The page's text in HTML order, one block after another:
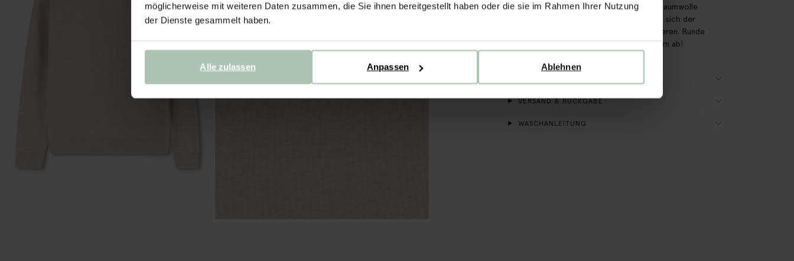
möglicherweise mit weiteren Daten zusammen, die Sie ihnen bereitgestellt haben oder die sie im Rahmen Ihrer Nutzung
der Dienste gesammelt haben.
Ablehnen
Anpassen
Alle zulassen
aus 55% recyceltem Polyester und 45% Baumwolle
gearbeitet. Dank der neutralen Farbe lässt sich der
Sweater mit nahezu jedem Outfit kombinieren. Runde
den Look mit lässigen Boots oder Sneakern ab!
VERSAND & RÜCKGABE
WASCHANLEITUNG